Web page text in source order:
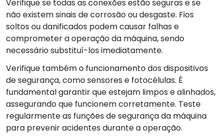
Verifique se todas as conexões estão seguras e se
não existem sinais de corrosão ou desgaste. Fios
soltos ou danificados podem causar falhas e
comprometer a operação da máquina, sendo
necessário substituí-los imediatamente.
Verifique também o funcionamento dos dispositivos
de segurança, como sensores e fotocélulas. É
fundamental garantir que estejam limpos e alinhados,
assegurando que funcionem corretamente. Teste
regularmente as funções de segurança da máquina
para prevenir acidentes durante a operação.